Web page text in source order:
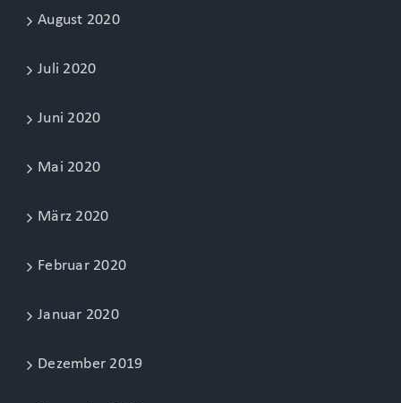
August 2020
Juli 2020
Juni 2020
Mai 2020
März 2020
Februar 2020
Januar 2020
Dezember 2019